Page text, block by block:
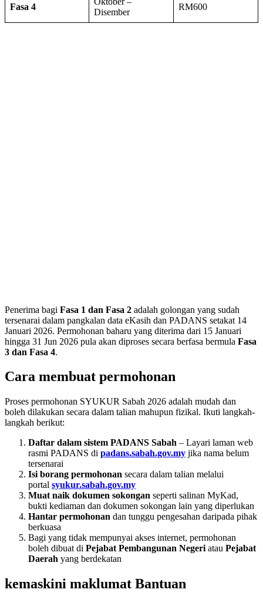
Fasa 4
Disember
RM600
Penerima bagi Fasa 1 dan Fasa 2 adalah golongan yang sudah
tersenarai dalam pangkalan data eKasih dan PADANS setakat 14
Januari 2026. Permohonan baharu yang diterima dari 15 Januari
hingga 31 Jun 2026 pula akan diproses secara berfasa bermula Fasa
3 dan Fasa 4.
Cara membuat permohonan
Proses permohonan SYUKUR Sabah 2026 adalah mudah dan
boleh dilakukan secara dalam talian mahupun fizikal. Ikuti langkah-
langkah berikut:
Daftar dalam sistem PADANS Sabah – Layari laman web
rasmi PADANS di padans.sabah.gov.my jika nama belum
tersenarai
Isi borang permohonan secara dalam talian melalui
portal syukur.sabah.gov.my
Muat naik dokumen sokongan seperti salinan MyKad,
bukti kediaman dan dokumen sokongan lain yang diperlukan
Hantar permohonan dan tunggu pengesahan daripada pihak
berkuasa
Bagi yang tidak mempunyai akses internet, permohonan
boleh dibuat di Pejabat Pembangunan Negeri atau Pejabat
Daerah yang berdekatan
kemaskini maklumat Bantuan